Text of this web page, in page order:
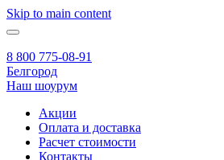
Skip to main content
8 800 775-08-91
Белгород
Наш шоурум
Акции
Оплата и доставка
Расчет стоимости
Контакты